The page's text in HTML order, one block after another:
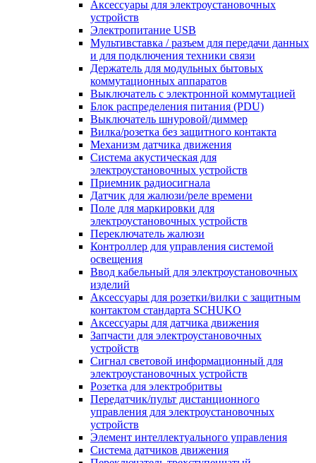
Аксессуары для электроустановочных
устройств
Электропитание USB
Мультивставка / разъем для передачи данных
и для подключения техники связи
Держатель для модульных бытовых
коммутационных аппаратов
Выключатель с электронной коммутацией
Блок распределения питания (PDU)
Выключатель шнуровой/диммер
Вилка/розетка без защитного контакта
Механизм датчика движения
Система акустическая для
электроустановочных устройств
Приемник радиосигнала
Датчик для жалюзи/реле времени
Поле для маркировки для
электроустановочных устройств
Переключатель жалюзи
Контроллер для управления системой
освещения
Ввод кабельный для электроустановочных
изделий
Аксессуары для розетки/вилки с защитным
контактом стандарта SCHUKO
Аксессуары для датчика движения
Запчасти для электроустановочных
устройств
Сигнал световой информационный для
электроустановочных устройств
Розетка для электробритвы
Передатчик/пульт дистанционного
управления для электроустановочных
устройств
Элемент интеллектуального управления
Система датчиков движения